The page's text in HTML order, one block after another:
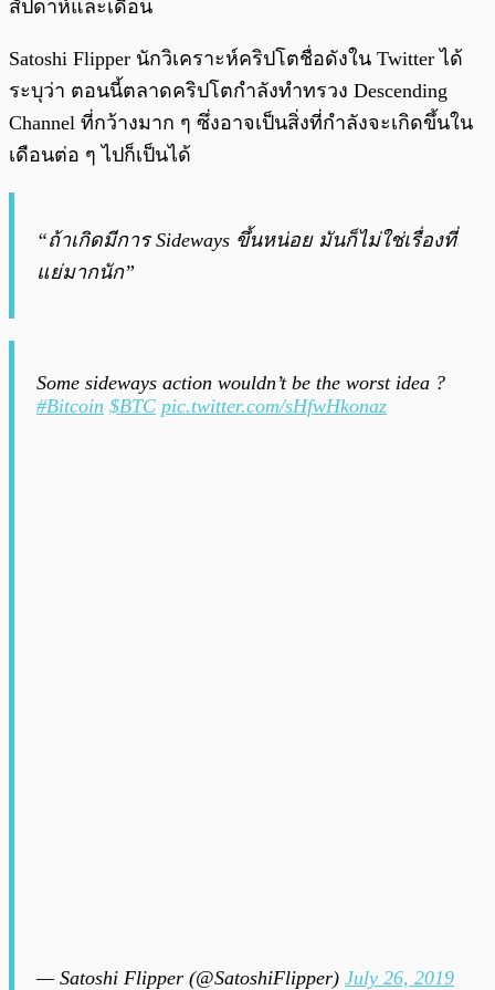
สัปดาห์และเดือน
Satoshi Flipper นักวิเคราะห์คริปโตชื่อดังใน Twitter ได้
ระบุว่า ตอนนี้ตลาดคริปโตกำลังทำทรวง Descending
Channel ที่กว้างมาก ๆ ซึ่งอาจเป็นสิ่งที่กำลังจะเกิดขึ้นใน
เดือนต่อ ๆ ไปก็เป็นได้
“ถ้าเกิดมีการ Sideways ขึ้นหน่อย มันก็ไม่ใช่เรื่องที่
แย่มากนัก”
Some sideways action wouldn’t be the worst idea ?
#Bitcoin $BTC pic.twitter.com/sHfwHkonaz
— Satoshi Flipper (@SatoshiFlipper) July 26, 2019